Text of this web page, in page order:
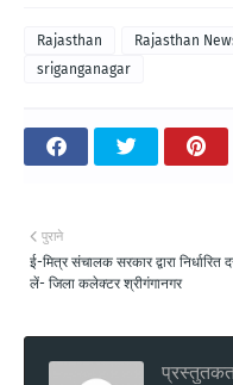
Rajasthan Rajasthan
sriganganagar
पुराने
ई-मित्र संचालक सरकार द्वारा निर्धारित
लें- जिला कलेक्टर श्रीगंगानगर